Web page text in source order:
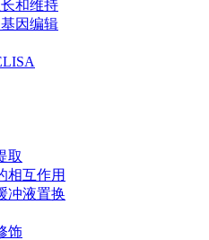
和维持
因编辑
取
相互作用
冲液置换
饰